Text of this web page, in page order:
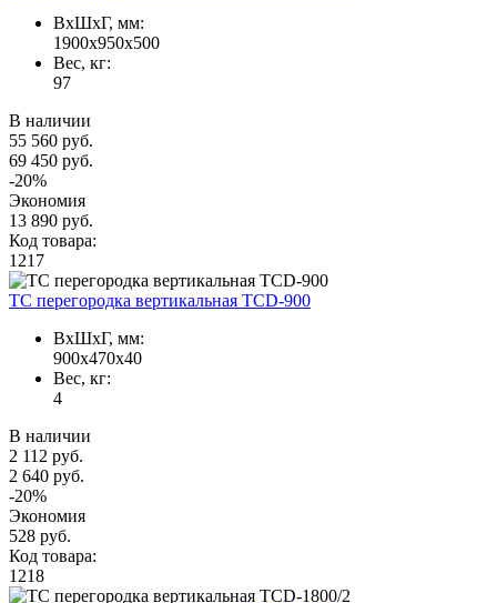
ВxШxГ, мм:
1900x950x500
Вес, кг:
97
В наличии
55 560 руб.
69 450 руб.
-20%
Экономия
13 890 руб.
Код товара:
1217
TC перегородка вертикальная TCD-900
ВxШxГ, мм:
900x470x40
Вес, кг:
4
В наличии
2 112 руб.
2 640 руб.
-20%
Экономия
528 руб.
Код товара:
1218